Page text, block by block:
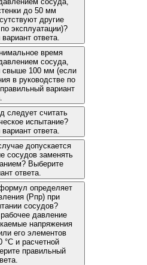
до 50 мм
другие
эксплуатации)?
ответа.
время
сосуда,
свыше 100 мм (если
в руководстве по
вариант
следует считать
испытание?
ответа.
допускается
сосудов заменять
Выберите
ответа.
определяет
(Рпр) при
сосудов?
давление
напряжения
его элементов
°С и расчетной
правильный